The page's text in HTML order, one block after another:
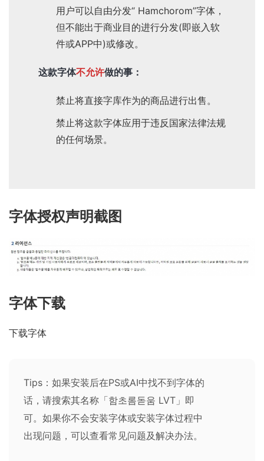
用户可以自由分发“ Hamchorom”字体，
但不能出于商业目的进行分发(即嵌入软
件或APP中)或修改。
这款字体不允许做的事：
禁止将直接字库作为的商品进行出售。
禁止将这款字体应用于违反国家法律法规
的任何场景。
字体授权声明截图
字体下载
下载字体
Tips：如果安装后在PS或AI中找不到字体的
话，请搜索其名称「함초롬돋움 LVT」即
可。如果你不会安装字体或安装字体过程中
出现问题，可以查看常见问题及解决办法。